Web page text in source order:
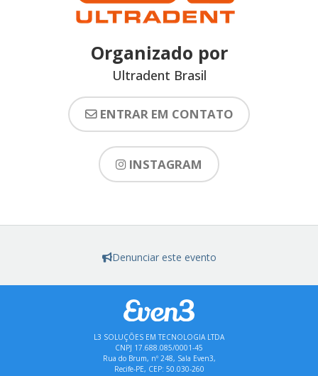
Organizado por
Ultradent Brasil
ENTRAR EM CONTATO
INSTAGRAM
Denunciar este evento
L3 SOLUÇÕES EM TECNOLOGIA LTDA
CNPJ 17.688.085/0001-45
Rua do Brum, nº 248, Sala Even3,
Recife-PE, CEP: 50.030-260